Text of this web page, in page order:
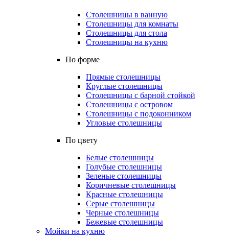
Столешницы в ванную
Столешницы для комнаты
Столешницы для стола
Столешницы на кухню
По форме
Прямые столешницы
Круглые столешницы
Столешницы с барной стойкой
Столешницы с островом
Столешницы с подоконником
Угловые столешницы
По цвету
Белые столешницы
Голубые столешницы
Зеленые столешницы
Коричневые столешницы
Красные столешницы
Серые столешницы
Черные столешницы
Бежевые столешницы
Мойки на кухню